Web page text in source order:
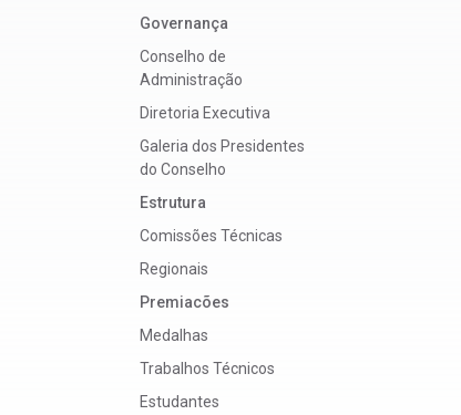
Governança
Conselho de
Administração
Diretoria Executiva
Galeria dos Presidentes
do Conselho
Estrutura
Comissões Técnicas
Regionais
Premiacões
Medalhas
Trabalhos Técnicos
Estudantes